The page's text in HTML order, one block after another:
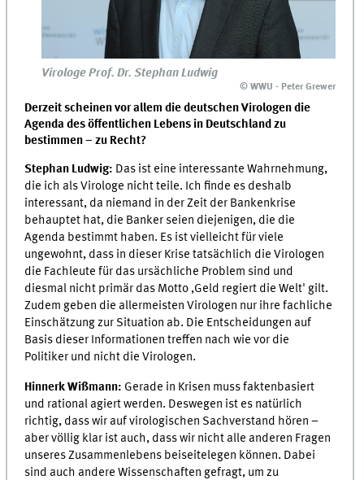
Virologe Prof. Dr. Stephan Ludwig
© WWU - Peter Grewer
Derzeit scheinen vor allem die deutschen Virologen die
Agenda des öffentlichen Lebens in Deutschland zu
bestimmen – zu Recht?
Stephan Ludwig: Das ist eine interessante Wahrnehmung,
die ich als Virologe nicht teile. Ich finde es deshalb
interessant, da niemand in der Zeit der Bankenkrise
behauptet hat, die Banker seien diejenigen, die die
Agenda bestimmt haben. Es ist vielleicht für viele
ungewohnt, dass in dieser Krise tatsächlich die Virologen
die Fachleute für das ursächliche Problem sind und
diesmal nicht primär das Motto ,Geld regiert die Welt' gilt.
Zudem geben die allermeisten Virologen nur ihre fachliche
Einschätzung zur Situation ab. Die Entscheidungen auf
Basis dieser Informationen treffen nach wie vor die
Politiker und nicht die Virologen.
Hinnerk Wißmann: Gerade in Krisen muss faktenbasiert
und rational agiert werden. Deswegen ist es natürlich
richtig, dass wir auf virologischen Sachverstand hören –
aber völlig klar ist auch, dass wir nicht alle anderen Fragen
unseres Zusammenlebens beiseitelegen können. Dabei
sind auch andere Wissenschaften gefragt, um zu